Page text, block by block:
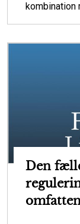
kombination
Den